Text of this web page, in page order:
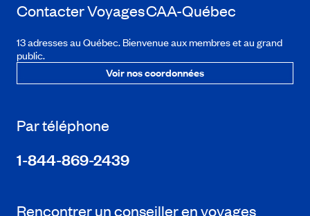
Contacter VoyagesCAA-Québec
13 adresses au Québec. Bienvenue aux membres et au grand
public.
Voir nos coordonnées
Par téléphone
1-844-869-2439
Rencontrer un conseiller en voyages